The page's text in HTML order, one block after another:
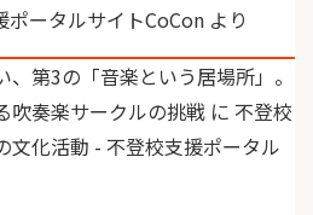
ポータルサイトCoCon より
第3の「音楽という居場所」。
吹奏楽サークルの挑戦 に 不登校
文化活動 - 不登校支援ポータル